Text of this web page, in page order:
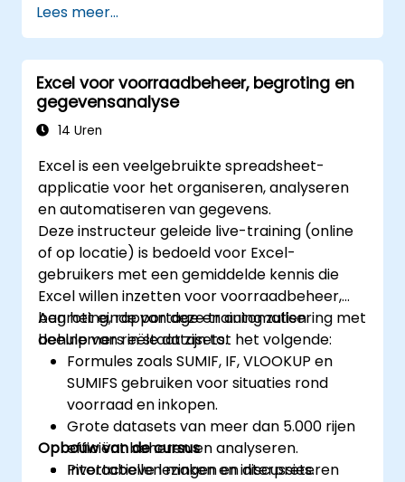
spreadsheets.
In real-time samenwerken via Google
Sheets voor naadloze
teamwerkzaamheden.
Herbruikbare sjablonen maken voor
rapportage, voortgangsmonitoring en
Lees meer...
Excel voor voorraadbeheer, begroting en
gegevensanalyse
14 Uren
Excel is een veelgebruikte spreadsheet-
applicatie voor het organiseren, analyseren
en automatiseren van gegevens.
Deze instructeur geleide live-training (online
of op locatie) is bedoeld voor Excel-
gebruikers met een gemiddelde kennis die
Excel willen inzetten voor voorraadbeheer,
begroting, rapportage en automatisering met
behulp van reële datasets.
Aan het einde van deze training zullen
deelnemers in staat zijn tot het volgende:
Formules zoals SUMIF, IF, VLOOKUP en
SUMIFS gebruiken voor situaties rond
voorraad en inkopen.
Grote datasets van meer dan 5.000 rijen
efficiënt beheren en analyseren.
Pivottabellen maken en interpreteren
Opbouw van de cursus
Interactieve lezingen en discussies.